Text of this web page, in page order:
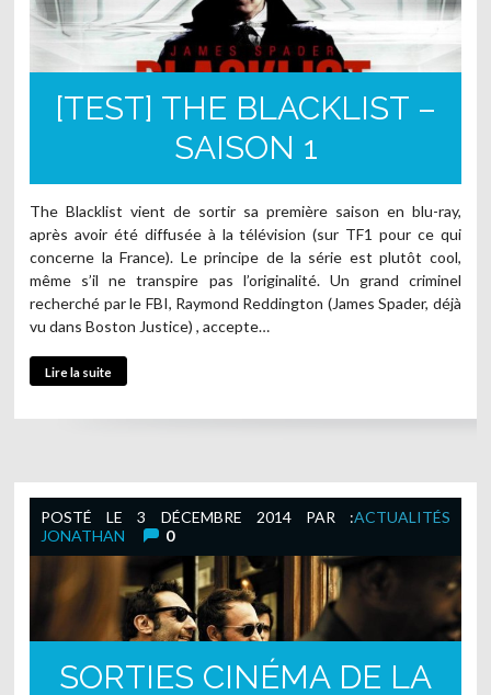
[TEST] THE BLACKLIST –
SAISON 1
The Blacklist vient de sortir sa première saison en blu-ray,
après avoir été diffusée à la télévision (sur TF1 pour ce qui
concerne la France). Le principe de la série est plutôt cool,
même s’il ne transpire pas l’originalité. Un grand criminel
recherché par le FBI, Raymond Reddington (James Spader, déjà
vu dans Boston Justice) , accepte…
Lire la suite
ACTUALITÉS
POSTÉ LE3 DÉCEMBRE 2014PAR :
JONATHAN
0
SORTIES CINÉMA DE LA